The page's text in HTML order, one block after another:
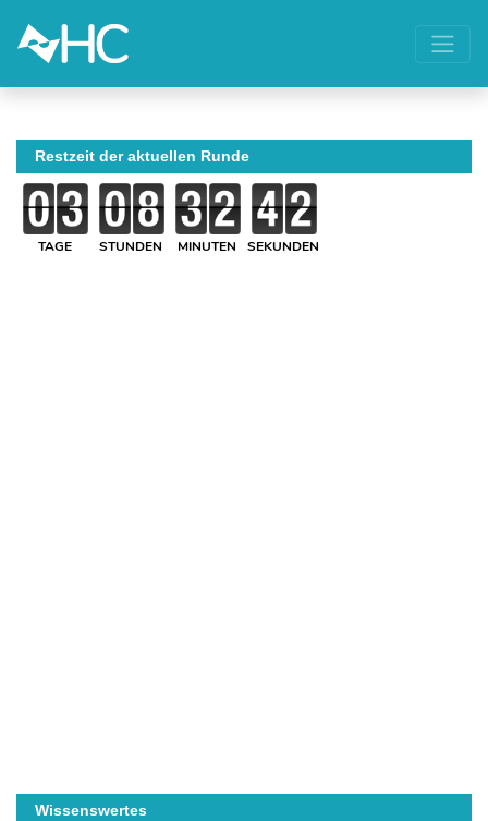
Restzeit der aktuellen Runde
TAGE STUNDEN MINUTEN SEKUNDEN
Wissenswertes